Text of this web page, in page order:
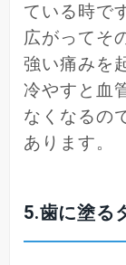
ている時で
広がってそ
強い痛みを
冷やすと血
なくなるの
あります。
5.歯に塗る